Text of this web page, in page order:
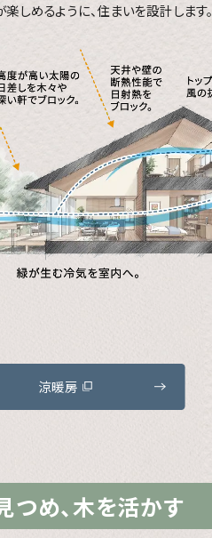
しめるように、住まいを設計します。
涼暖房
つめ、木を活かす